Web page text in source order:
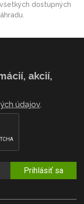
dostupných
akcií,
údajov.
Prihlásiť sa